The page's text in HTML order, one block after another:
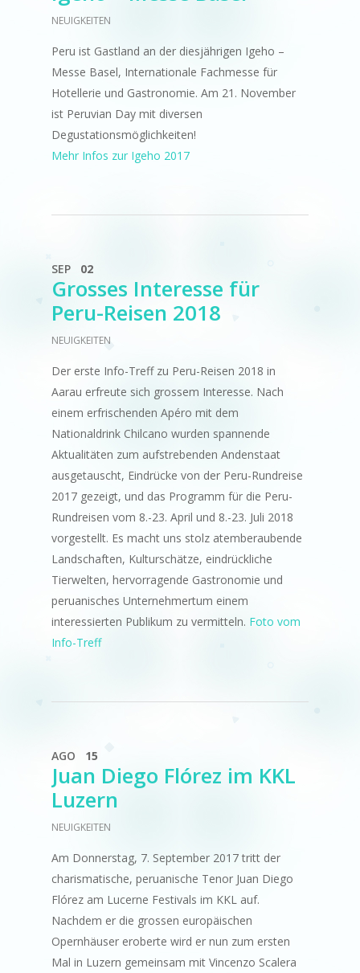
NEUIGKEITEN
Peru ist Gastland an der diesjährigen Igeho –
Messe Basel, Internationale Fachmesse für
Hotellerie und Gastronomie. Am 21. November
ist Peruvian Day mit diversen
Degustationsmöglichkeiten!
Mehr Infos zur Igeho 2017
SEP 02
Grosses Interesse für
Peru-Reisen 2018
NEUIGKEITEN
Der erste Info-Treff zu Peru-Reisen 2018 in
Aarau erfreute sich grossem Interesse. Nach
einem erfrischenden Apéro mit dem
Nationaldrink Chilcano wurden spannende
Aktualitäten zum aufstrebenden Andenstaat
ausgetauscht, Eindrücke von der Peru-Rundreise
2017 gezeigt, und das Programm für die Peru-
Rundreisen vom 8.-23. April und 8.-23. Juli 2018
vorgestellt. Es macht uns stolz atemberaubende
Landschaften, Kulturschätze, eindrückliche
Tierwelten, hervorragende Gastronomie und
peruanisches Unternehmertum einem
interessierten Publikum zu vermitteln. Foto vom
Info-Treff
AGO 15
Juan Diego Flórez im KKL
Luzern
NEUIGKEITEN
Am Donnerstag, 7. September 2017 tritt der
charismatische, peruanische Tenor Juan Diego
Flórez am Lucerne Festivals im KKL auf.
Nachdem er die grossen europäischen
Opernhäuser eroberte wird er nun zum ersten
Mal in Luzern gemeinsam mit Vincenzo Scalera